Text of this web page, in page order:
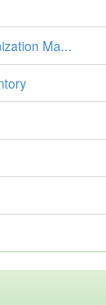
Ma...